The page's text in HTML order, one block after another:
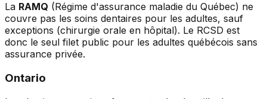
La RAMQ (Régime d'assurance maladie du Québec) ne
couvre pas les soins dentaires pour les adultes, sauf
exceptions (chirurgie orale en hôpital). Le RCSD est
donc le seul filet public pour les adultes québécois sans
assurance privée.
Ontario